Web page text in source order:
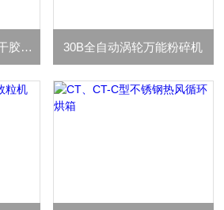
YTB-100型立式圆瓶不干胶贴标机 30B全自动涡轮万能粉碎机